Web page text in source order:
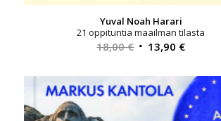
Yuval Noah Harari
21 oppituntia maailman tilasta
18,00€ Alkuperäinen
oli:
18,00 €.
13,90 €
on:
13,90